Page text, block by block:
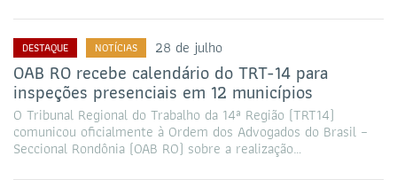
DESTAQUE NOTÍCIAS 28 de julho
OAB RO recebe calendário do TRT-14 para
inspeções presenciais em 12 municípios
O Tribunal Regional do Trabalho da 14ª Região (TRT14)
comunicou oficialmente à Ordem dos Advogados do Brasil –
Seccional Rondônia (OAB RO) sobre a realização…